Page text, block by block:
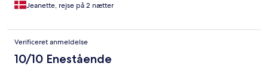
Jeanette, rejse på 2 nætter
Verificeret anmeldelse
10/10 Enestående